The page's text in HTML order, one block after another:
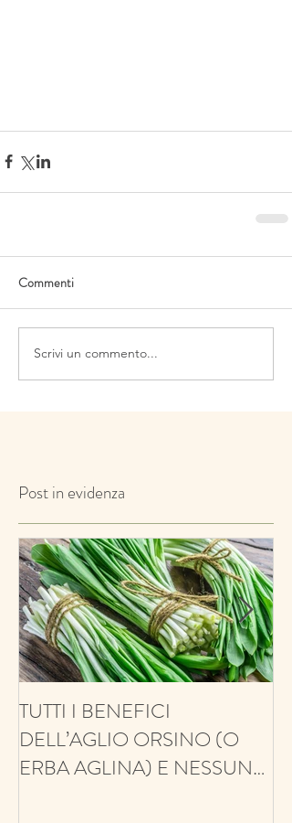
Commenti
Scrivi un commento...
Post in evidenza
TUTTI I BENEFICI
DELL’AGLIO ORSINO (O
ERBA AGLINA) E NESSUN